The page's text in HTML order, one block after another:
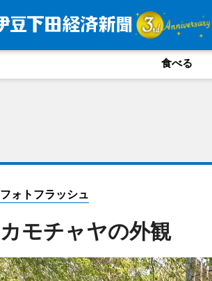
食べる
フォトフラッシュ
カモチャヤの外観